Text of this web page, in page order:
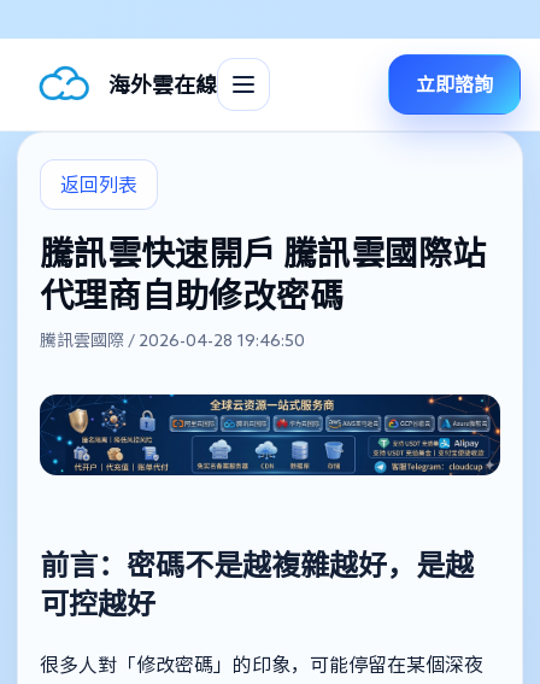
海外雲在線 立即諮詢
返回列表
騰訊雲快速開戶 騰訊雲國際站
代理商自助修改密碼
騰訊雲國際 / 2026-04-28 19:46:50
前言：密碼不是越複雜越好，是越
可控越好
很多人對「修改密碼」的印象，可能停留在某個深夜